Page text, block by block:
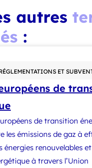
autres
:
ET
de
de transition
les émissions de gaz à
énergies renouvelables
à travers l’Union